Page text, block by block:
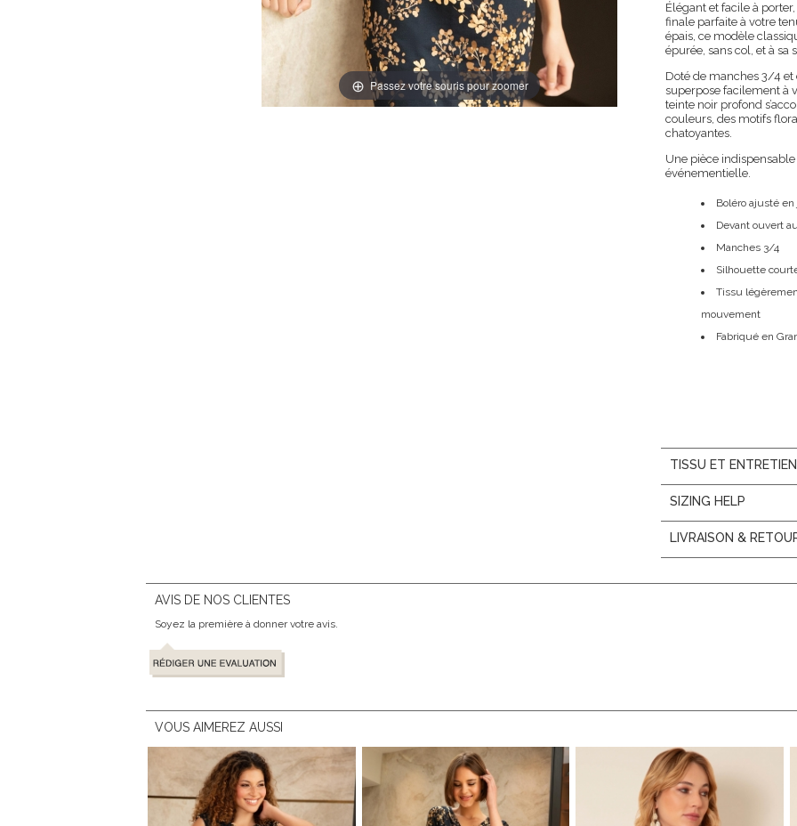
Passez votre souris pour zoomer
Élégant et facile à
finale parfaite à votre
épais, ce modèle
épurée, sans col, et à sa
Doté de manches 3/4 et
superpose facilement à
teinte noir profond
couleurs, des motifs
chatoyantes.
Une pièce
événementielle.
Boléro ajusté
Devant ouvert
Manches 3/4
Silhouette
Tissu
mouvement
Fabriqué en
TISSU ET ENTRETIEN
SIZING HELP
LIVRAISON &
AVIS DE NOS CLIENTES
Soyez la première à donner votre avis.
VOUS AIMEREZ AUSSI